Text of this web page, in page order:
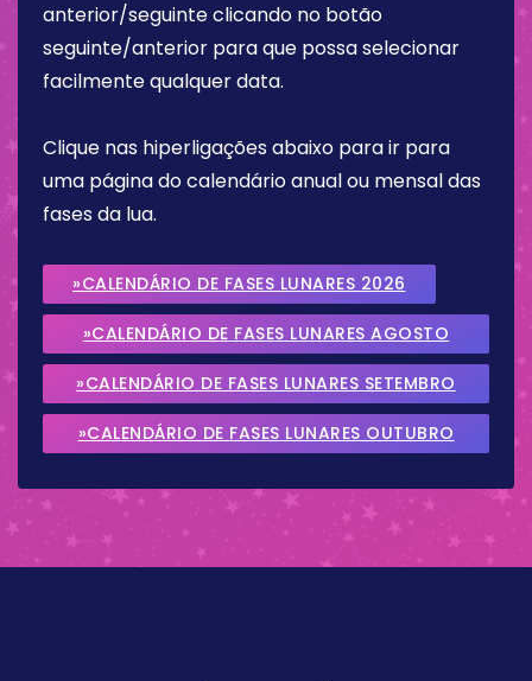
anterior/seguinte clicando no botão
seguinte/anterior para que possa selecionar
facilmente qualquer data.
Clique nas hiperligações abaixo para ir para
uma página do calendário anual ou mensal das
fases da lua.
»CALENDÁRIO DE FASES LUNARES 2026
»CALENDÁRIO DE FASES LUNARES AGOSTO
2026
»CALENDÁRIO DE FASES LUNARES SETEMBRO
2026
»CALENDÁRIO DE FASES LUNARES OUTUBRO